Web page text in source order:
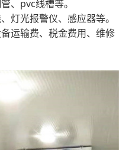
、pvc线槽等。
灯光报警仪、感应器等。
运输费、税金费用、维修